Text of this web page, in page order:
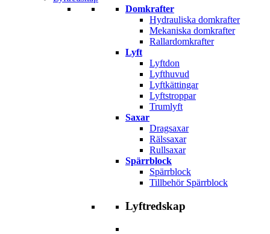
Domkrafter
Hydrauliska domkrafter
Mekaniska domkrafter
Rallardomkrafter
Lyft
Lyftdon
Lyfthuvud
Lyftkättingar
Lyftstroppar
Trumlyft
Saxar
Dragsaxar
Rälssaxar
Rullsaxar
Spärrblock
Spärrblock
Tillbehör Spärrblock
Lyftredskap